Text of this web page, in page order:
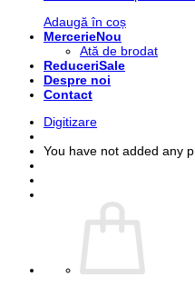
Adaugă în coș
Mercerie
Ată de brodat
Reduceri
Despre noi
Contact
Digitizare
You have not added any